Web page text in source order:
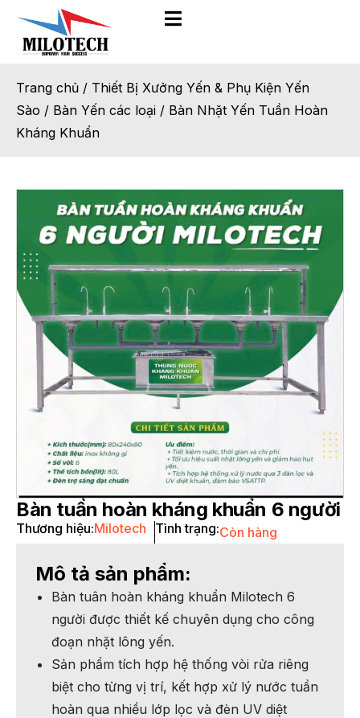
Trang chủ / Thiết Bị Xưởng Yến & Phụ Kiện Yến
Sào / Bàn Yến các loại / Bàn Nhặt Yến Tuần Hoàn
Kháng Khuẩn
Bàn tuần hoàn kháng khuẩn 6 người
Thương hiệu:Milotech Tình trạng:Còn hàng
Mô tả sản phẩm:
Bàn tuân hoàn kháng khuẩn Milotech 6
người được thiết kế chuyên dụng cho công
đoạn nhặt lông yến.
Sản phẩm tích hợp hệ thống vòi rửa riêng
biệt cho từng vị trí, kết hợp xử lý nước tuần
hoàn qua nhiều lớp lọc và đèn UV diệt